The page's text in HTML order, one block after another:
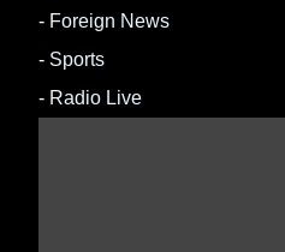
- Foreign News
- Sports
- Radio Live